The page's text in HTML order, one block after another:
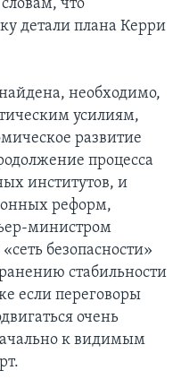
что
детали плана Керри
необходимо,
усилиям,
развитие
процесса
институтов, и
реформ,
министром
безопасности»
стабильности
если переговоры
очень
к видимым